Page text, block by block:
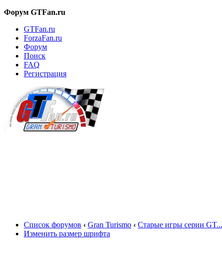
Форум GTFan.ru
GTFan.ru
ForzaFan.ru
Форум
Поиск
FAQ
Регистрация
Список форумов ‹ Gran Turismo ‹ Старые игры серии GT...
Изменить размер шрифта